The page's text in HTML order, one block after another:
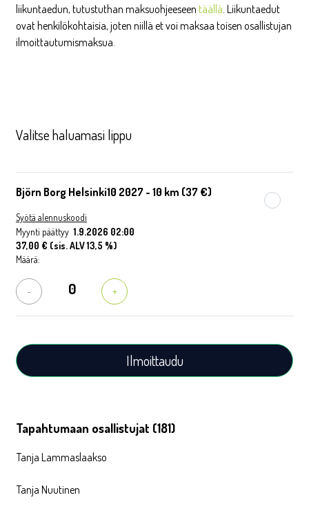
liikuntaedun, tutustuthan maksuohjeeseen täällä. Liikuntaedut
ovat henkilökohtaisia, joten niillä et voi maksaa toisen osallistujan
ilmoittautumismaksua.
Valitse haluamasi lippu
Björn Borg Helsinki10 2027 - 10 km (37 €)
Syötä alennuskoodi
Myynti päättyy 1.9.2026 02:00
37,00 € (sis. ALV 13,5 %)
Määrä:
- +
Tapahtumaan osallistujat (181)
Tanja Lammaslaakso
Tanja Nuutinen